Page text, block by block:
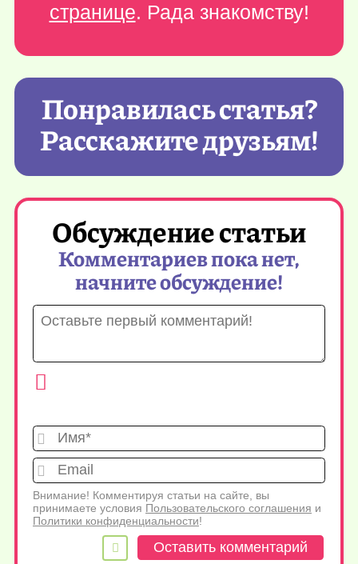
странице. Рада знакомству!
Понравилась статья?
Расскажите друзьям!
Обсуждение статьи
Комментариев пока нет,
начните обсуждение!
Имя*
Внимание! Комментируя статьи на сайте, вы
принимаете условия Пользовательского соглашения и
Политики конфиденциальности!